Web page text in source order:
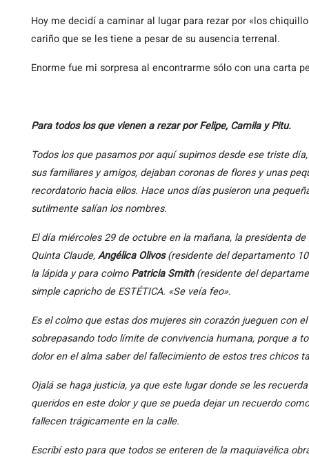
Hoy me decidí a caminar al lugar para rezar por «los
cariño que se les tiene a pesar de su ausencia terrenal.
Enorme fue mi sorpresa al encontrarme sólo con una carta
Para todos los que vienen a rezar por Felipe, Camila y Pitu.
Todos los que pasamos por aquí supimos desde ese triste
sus familiares y amigos, dejaban coronas de flores y unas
recordatorio hacia ellos. Hace unos días pusieron una
sutilmente salían los nombres.
El día miércoles 29 de octubre en la mañana, la presidenta
Quinta Claude,Angélica Olivos(residente del departamento
la lápida y para colmoPatricia Smith(residente del
simple capricho de ESTÉTICA. «Se veía feo».
Es el colmo que estas dos mujeres sin corazón jueguen con
sobrepasando todo límite de convivencia humana, porque a
dolor en el alma saber del fallecimiento de estos tres chicos
Ojalá se haga justicia, ya que este lugar donde se les
queridos en este dolor y que se pueda dejar un recuerdo
fallecen trágicamente en la calle.
Escribí esto para que todos se enteren de la maquiavélica